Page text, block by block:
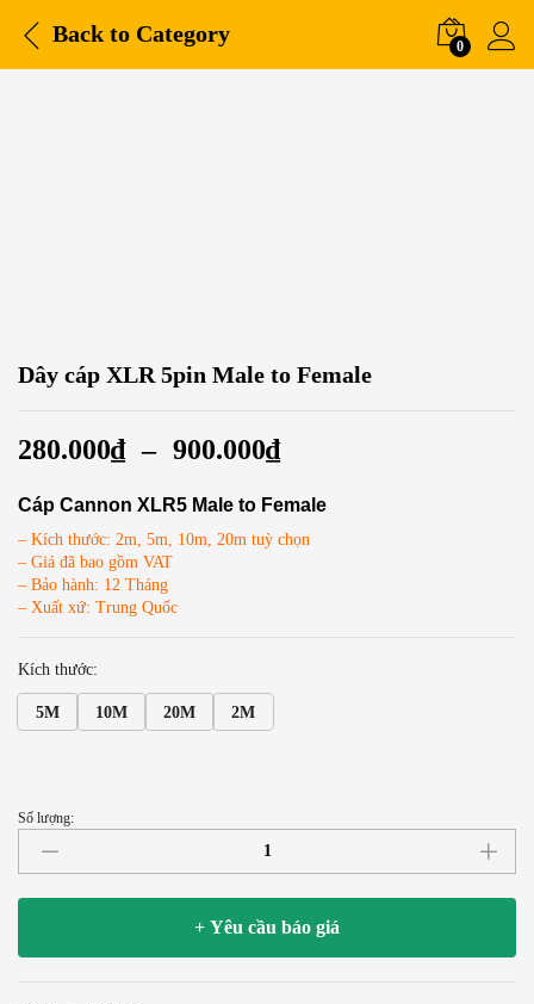
Back to Category 0
Dây cáp XLR 5pin Male to Female
280.000₫ – 900.000₫
Cáp Cannon XLR5 Male to Female
– Kích thước: 2m, 5m, 10m, 20m tuỳ chọn
– Giá đã bao gồm VAT
– Bảo hành: 12 Tháng
– Xuất xứ: Trung Quốc
Kích thước:
5M 10M 20M 2M
Dây
Số lượng:
+ Yêu cầu báo giá